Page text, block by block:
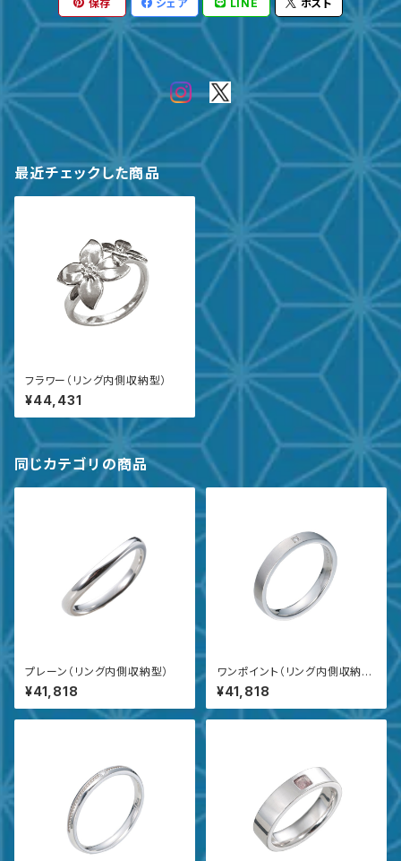
保存 シェア LINE ポスト
最近チェックした商品
フラワー（リング内側収納型）
¥44,431
同じカテゴリの商品
プレーン（リング内側収納型）
¥41,818
ワンポイント（リング内側収納
型）
¥41,818